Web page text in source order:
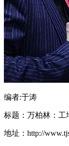
编者:于涛
标题：万柏林：工
地址：http://